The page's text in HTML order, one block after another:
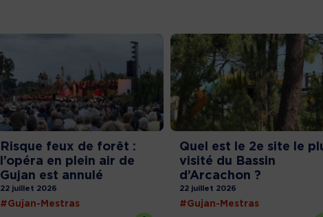
Risque feux de forêt :
l’opéra en plein air de
Gujan est annulé
22 juillet 2026
#Gujan-Mestras
Quel est le 2e site le
visité du Bassin
d’Arcachon ?
22 juillet 2026
#Gujan-Mestras